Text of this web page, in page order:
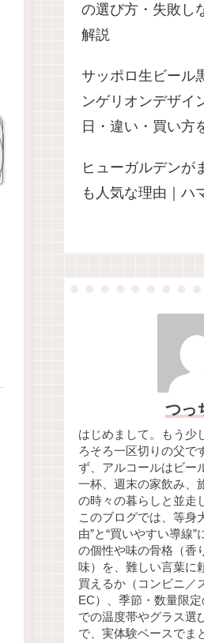
の選び方・失敗し
解説
サッポロ生ビール
ンゲリオンデザイ
日・違い・買い方
ヒューガルデンが
も人気な理由｜ハ
つっ
はじめまして。もう少
ろそろ一区切りの父で
ず、アルコールはビー
一杯、週末の家飲み、
の時々の暮らしと並走
このブログでは、等身
由”と“買いやすい導線
の個性や味の骨格（香
味）を、難しい言葉に
買えるか（コンビニ／
EC）、季節・数量限
での温度帯やグラス選
で、実体験ベースでま